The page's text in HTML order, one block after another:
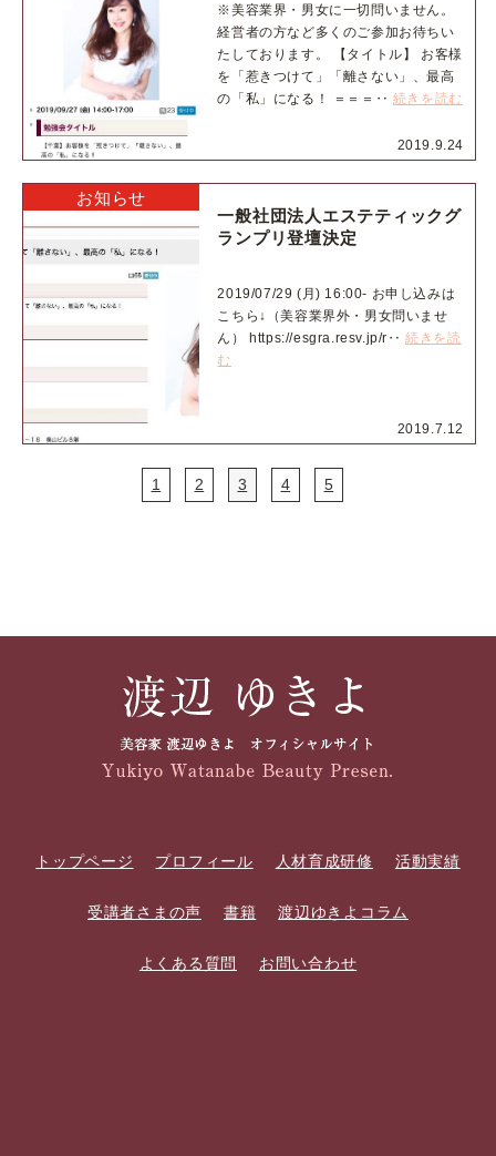
2019.9.24
※美容業界・男女に一切問いません。
経営者の方など多くのご参加お待ちい
たしております。 【タイトル】 お客様
を「惹きつけて」「離さない」、最高
の「私」になる！ ＝＝＝‥ 続きを読む
お知らせ
2019.7.12
一般社団法人エステティックグ
ランプリ登壇決定
2019/07/29 (月) 16:00- お申し込みは
こちら↓（美容業界外・男女問いませ
ん） https://esgra.resv.jp/r‥続きを読
む
1 2 3 4 5
トップページ プロフィール 人材育成研修 活動実績
受講者さまの声 書籍 渡辺ゆきよコラム
よくある質問 お問い合わせ